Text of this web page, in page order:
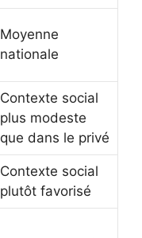
Moyenne
nationale
Contexte social
plus modeste
que dans le privé
Contexte social
plutôt favorisé